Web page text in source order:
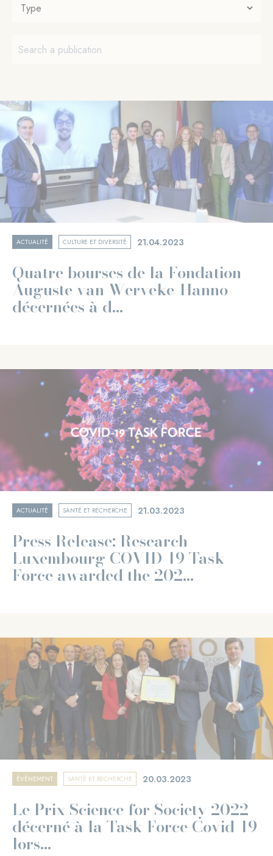
ACTUALITÉ CULTURE ET DIVERSITÉ 21.04.2023
Quatre bourses de la Fondation
Auguste van Werveke-Hanno
décernées à d...
ACTUALITÉ SANTÉ ET RECHERCHE 21.03.2023
Press Release: Research
Luxembourg COVID-19 Task
Force awarded the 202...
ÉVÈNEMENT SANTÉ ET RECHERCHE 20.03.2023
Le Prix Science for Society 2022
décerné à la Task Force Covid-19
lors...